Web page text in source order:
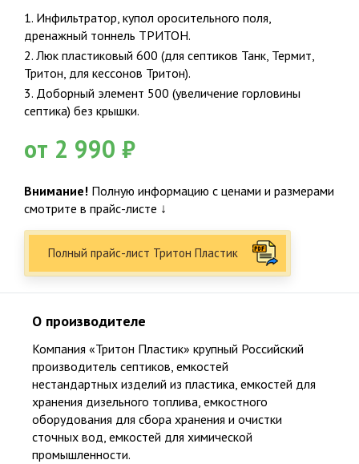
Политика конфиденциальности
Факты о Био-Эксперт
НАШ ПРИНЦИП
Честность и качество с пожизненной поддержкой
15
15 лет специализация по канализации, 23 года опыта в
строительстве
1. Инфильтратор, купол оросительного поля,
дренажный тоннель ТРИТОН.
2. Люк пластиковый 600 (для септиков Танк, Термит,
Тритон, для кессонов Тритон).
3. Доборный элемент 500 (увеличение горловины
септика) без крышки.
от 2 990 ₽
Внимание! Полную информацию с ценами и размерами
смотрите в прайс-листе ↓
Полный прайс-лист Тритон Пластик
О производителе
Компания «Тритон Пластик» крупный Российский
производитель септиков, емкостей
нестандартных изделий из пластика, емкостей для
хранения дизельного топлива, емкостного
оборудования для сбора хранения и очистки
сточных вод, емкостей для химической
промышленности.